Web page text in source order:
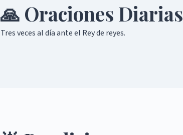
🙏 Oraciones Diarias
Tres veces al día ante el Rey de reyes.